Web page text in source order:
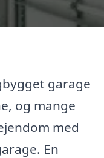
garage
og mange
med
En